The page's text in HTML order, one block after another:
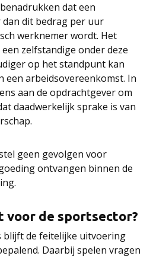
dat een
dit bedrag per uur
werknemer wordt. Het
zelfstandige onder deze
op het standpunt kan
een arbeidsovereenkomst. In
aan de opdrachtgever om
daadwerkelijk sprake is van
geen gevolgen voor
ontvangen binnen de
voor de sportsector?
de feitelijke uitvoering
Daarbij spelen vragen